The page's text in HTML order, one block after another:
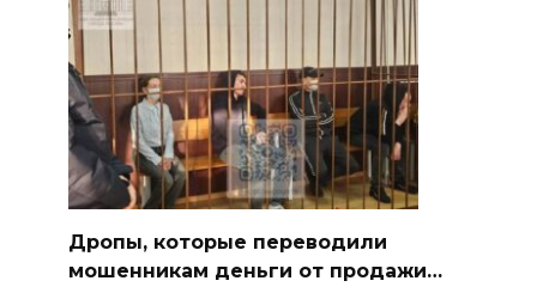
Дропы, которые переводили
мошенникам деньги от продажи…